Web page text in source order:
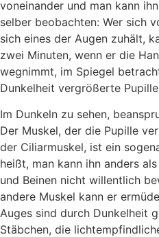
voneinander und man kann
selber beobachten: Wer sich
sich eines der Augen zuhält,
zwei Minuten, wenn er die
wegnimmt, im Spiegel
Dunkelheit vergrößerte
Im Dunkeln zu sehen,
Der Muskel, der die Pupille
der Ciliarmuskel, ist ein
heißt, man kann ihn anders
und Beinen nicht willentlich
andere Muskel kann er
Auges sind durch Dunkelheit
Stäbchen, die